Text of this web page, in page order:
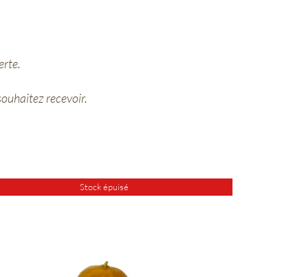
recevoir.
Stock épuisé